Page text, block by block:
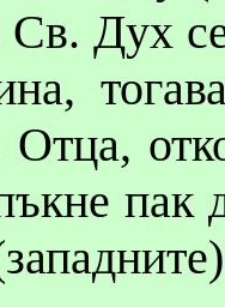
Дух
Отца,
пак